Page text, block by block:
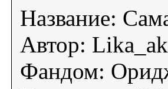
Название:
Автор:
Фандом: